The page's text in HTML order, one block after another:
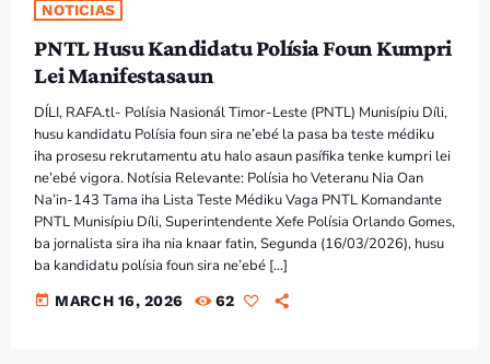
TÉTUM
PORTUGUÊS
PRÓXIMOS PROGRAMAS
Bom dia RAFA
7:00 AM - 10:00 AM
Bom dia RAFA
7:00 AM - 9:00 AM
Bom dia RAFA
NOTICIAS
PNTL Husu Kandidatu Polísia Foun Kumpri
Lei Manifestasaun
DÍLI, RAFA.tl- Polísia Nasionál Timor-Leste (PNTL) Munisípiu Díli,
husu kandidatu Polísia foun sira ne’ebé la pasa ba teste médiku
iha prosesu rekrutamentu atu halo asaun pasífika tenke kumpri lei
ne’ebé vigora. Notísia Relevante: Polísia ho Veteranu Nia Oan
Na’in-143 Tama iha Lista Teste Médiku Vaga PNTL Komandante
PNTL Munisípiu Díli, Superintendente Xefe Polísia Orlando Gomes,
ba jornalista sira iha nia knaar fatin, Segunda (16/03/2026), husu
ba kandidatu polísia foun sira ne’ebé […]
today MARCH 16, 2026 62